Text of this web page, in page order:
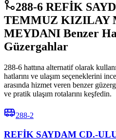
288-6 REFİK
TEMMUZ KIZILAY
MEYDANI Benzer
Güzergahlar
288-6 hattına alternatif olarak
hatlarını ve ulaşım seçeneklerini
arasında hizmet veren benzer
ve pratik ulaşım rotalarını keşfedin.
288-2
REFİK SAYDAM CD.-